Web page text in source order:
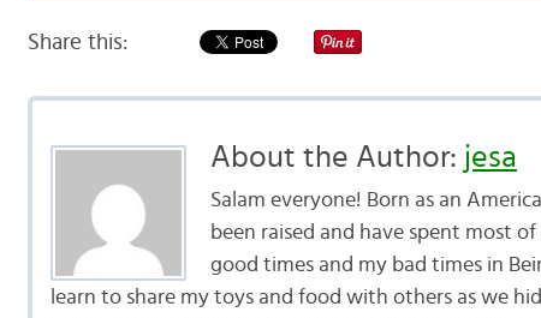
Share this:
About the Author: jesa
Salam everyone! Born as an
been raised and have spent most
good times and my bad times in
learn to share my toys and food with others as we